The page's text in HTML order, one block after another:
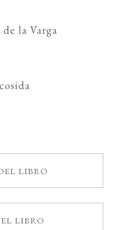
la Varga
LIBRO
LIBRO